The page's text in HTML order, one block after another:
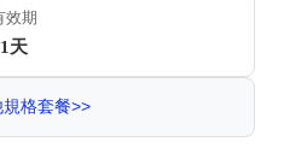
效期
1天
格套餐>>